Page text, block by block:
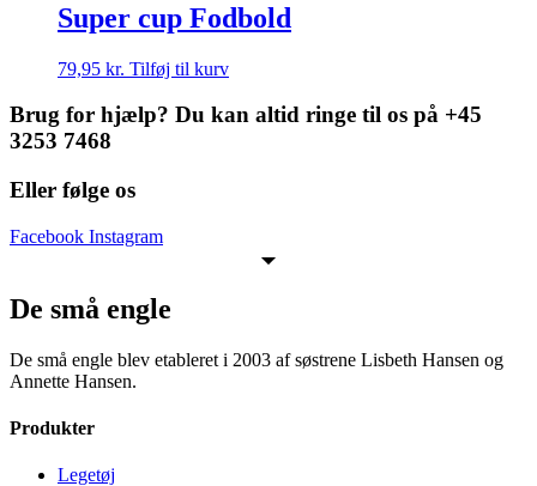
Super cup Fodbold
79,95 kr. Tilføj til kurv
Brug for hjælp? Du kan altid ringe til os på +45
3253 7468
Eller følge os
Facebook Instagram
De små engle
De små engle blev etableret i 2003 af søstrene Lisbeth Hansen og
Annette Hansen.
Produkter
Legetøj